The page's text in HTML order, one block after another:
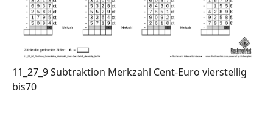
11_27_9 Subtraktion Merkzahl Cent-Euro vierstellig
bis70